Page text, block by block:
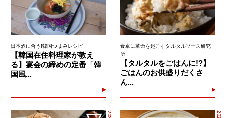
日本酒に合う!韓国つまみレシピ
【韓国在住料理家が教え
る】宴会の締めの定番「韓
国風...
食卓に革命を起こすタルタルソース研究
所
【タルタルをごはんに!?】
ごはんのお供盛りだくさ
ん...